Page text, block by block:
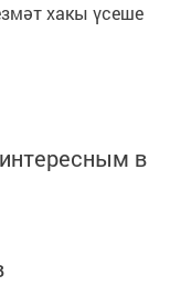
хакы үсеше
в